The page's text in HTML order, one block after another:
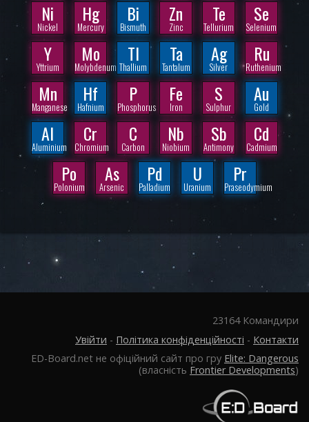
Ni
Nickel
Hg
Mercury
Bi
Bismuth
Zn
Zinc
Te
Tellurium
Se
Selenium
Y
Yttrium
Mo
Molybdenum
Tl
Thallium
Ta
Tantalum
Ag
Silver
Ru
Ruthenium
Mn
Manganese
Hf
Hafnium
P
Phosphorus
Fe
Iron
S
Sulphur
Au
Gold
Al
Aluminium
Cr
Chromium
C
Carbon
Nb
Niobium
Sb
Antimony
Cd
Cadmium
Po
Polonium
As
Arsenic
Pd
Palladium
U
Uranium
Pr
Praseodymium
23164 Командири
Увійти - Політика конфіденційності - Контакти
ED-Board.net не офіційний сайт про гру Elite: Dangerous
(власність Frontier Developments)